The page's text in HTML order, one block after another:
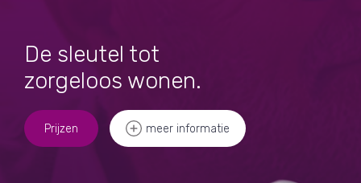
De sleutel tot
zorgeloos wonen.
Prijzen meer informatie